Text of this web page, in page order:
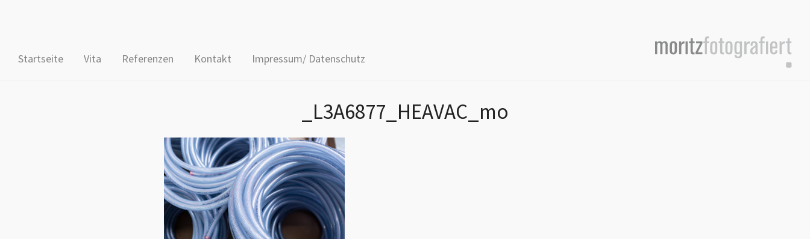
Startseite Vita Referenzen Kontakt Impressum/ Datenschutz
_L3A6877_HEAVAC_mo